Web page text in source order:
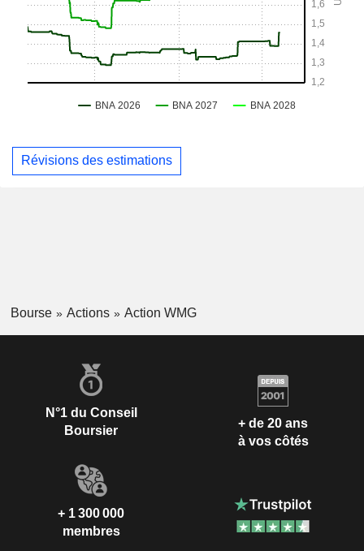
Révisions des estimations
Bourse Actions Action WMG
N°1 du Conseil
Boursier
+ de 20 ans
à vos côtés
+ 1 300 000
membres